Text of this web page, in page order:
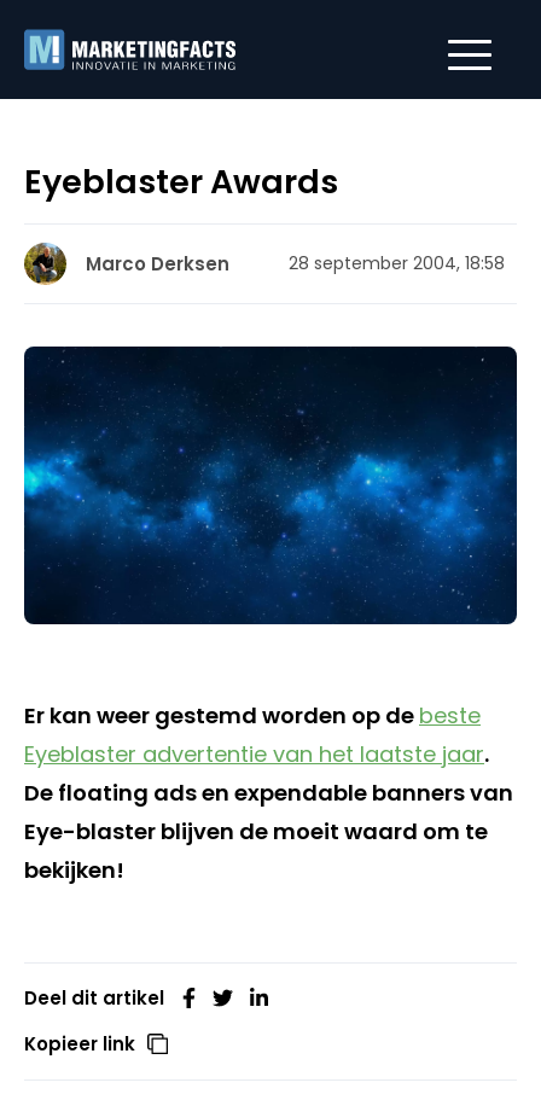
Eyeblaster Awards
Marco Derksen 28 september 2004, 18:58
Er kan weer gestemd worden op de beste
Eyeblaster advertentie van het laatste jaar.
De floating ads en expendable banners van
Eye-blaster blijven de moeit waard om te
bekijken!
Deel dit artikel
Kopieer link